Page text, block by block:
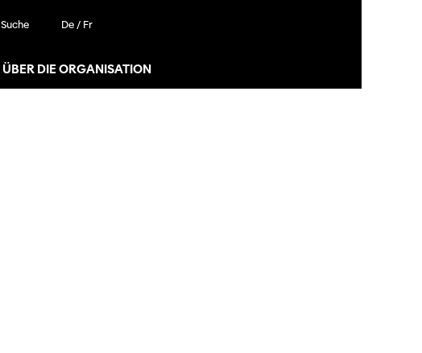
Suche De / Fr
ÜBER DIE ORGANISATION